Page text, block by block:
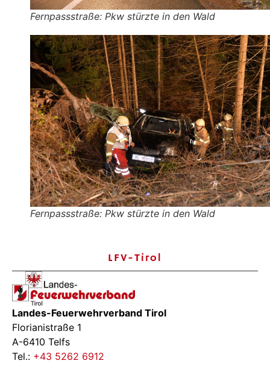
Fernpassstraße: Pkw stürzte in den Wald
Fernpassstraße: Pkw stürzte in den Wald
LFV-Tirol
Landes-Feuerwehrverband Tirol
Florianistraße 1
A-6410 Telfs
Tel.: +43 5262 6912